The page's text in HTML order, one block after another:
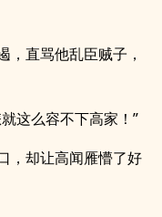
，直骂他乱臣贼子，
这么容不下高家！”
，却让高闻雁懵了好